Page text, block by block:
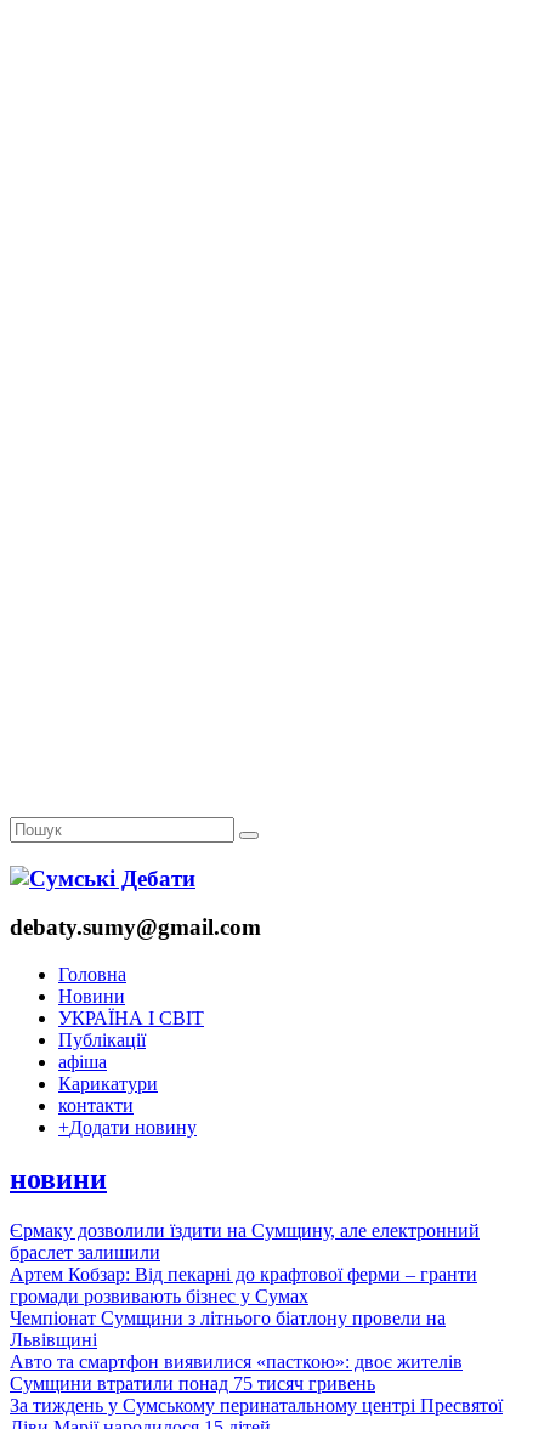
debaty.sumy@gmail.com
Головна
Новини
УКРАЇНА І СВІТ
Публікації
афіша
Карикатури
контакти
+Додати новину
новини
Єрмаку дозволили їздити на Сумщину, але електронний
браслет залишили
Артем Кобзар: Від пекарні до крафтової ферми – гранти
громади розвивають бізнес у Сумах
Чемпіонат Сумщини з літнього біатлону провели на
Львівщині
Авто та смартфон виявилися «пасткою»: двоє жителів
Сумщини втратили понад 75 тисяч гривень
За тиждень у Сумському перинатальному центрі Пресвятої